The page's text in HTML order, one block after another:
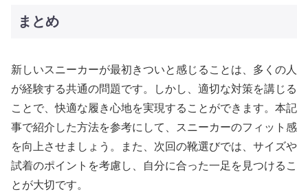
まとめ
新しいスニーカーが最初きついと感じることは、多くの人
が経験する共通の問題です。しかし、適切な対策を講じる
ことで、快適な履き心地を実現することができます。本記
事で紹介した方法を参考にして、スニーカーのフィット感
を向上させましょう。また、次回の靴選びでは、サイズや
試着のポイントを考慮し、自分に合った一足を見つけるこ
とが大切です。